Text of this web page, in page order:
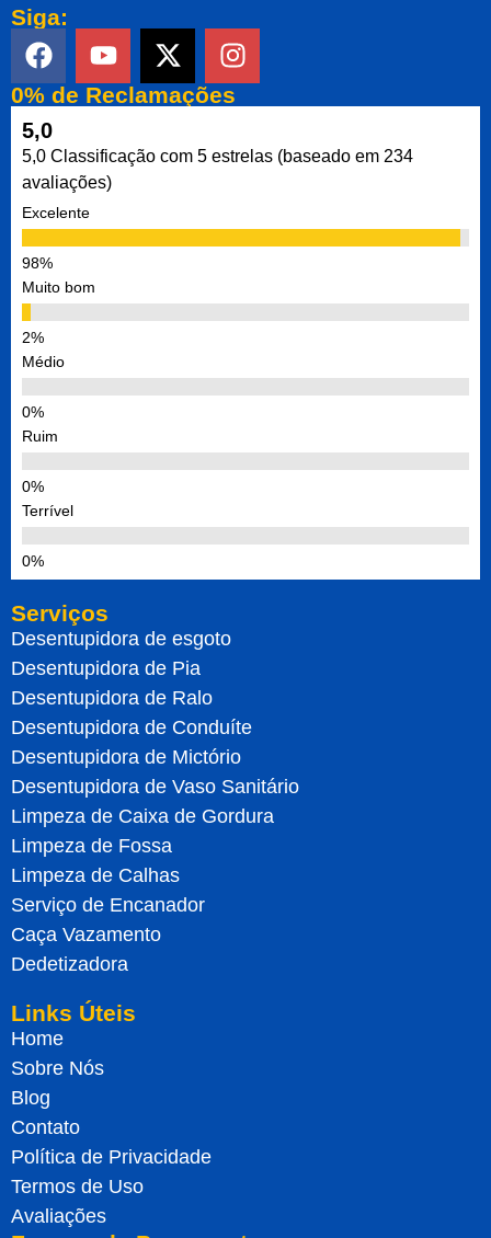
Siga:
0% de Reclamações
5,0
5,0 Classificação com 5 estrelas (baseado em 234
avaliações)
Excelente
Muito bom
Médio
Ruim
Terrível
Serviços
Desentupidora de esgoto
Desentupidora de Pia
Desentupidora de Ralo
Desentupidora de Conduíte
Desentupidora de Mictório
Desentupidora de Vaso Sanitário
Limpeza de Caixa de Gordura
Limpeza de Fossa
Limpeza de Calhas
Serviço de Encanador
Caça Vazamento
Dedetizadora
Links Úteis
Home
Sobre Nós
Blog
Contato
Política de Privacidade
Termos de Uso
Avaliações